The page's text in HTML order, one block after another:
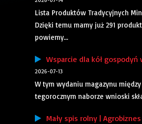
Lista Produktów Tradycyjnych
Dzięki temu mamy już 291
powiemy...
Wsparcie dla kół
2026-07-13
W tym wydaniu magazynu
tegorocznym naborze wnioski
Mały spis rolny | Agrobiznes